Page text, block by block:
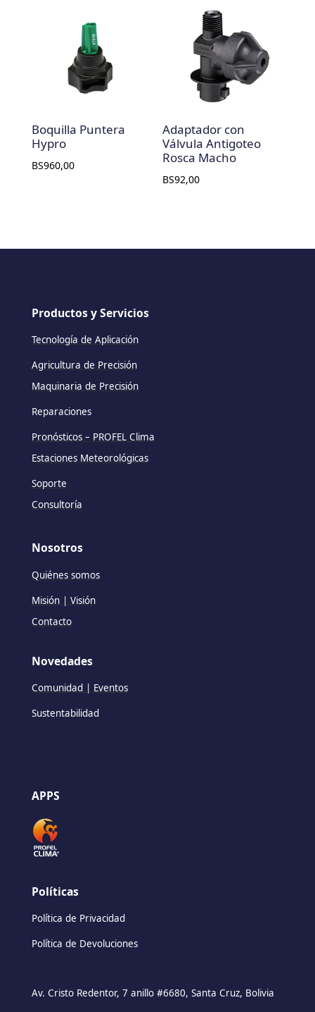
Boquilla Puntera
Hypro
BS960,00
Adaptador con
Válvula Antigoteo
Rosca Macho
BS92,00
Productos y Servicios
Tecnología de Aplicación
Agricultura de Precisión
Maquinaria de Precisión
Reparaciones
Pronósticos – PROFEL Clima
Estaciones Meteorológicas
Soporte
Consultoría
Nosotros
Quiénes somos
Misión | Visión
Contacto
Novedades
Comunidad | Eventos
Sustentabilidad
APPS
Políticas
Política de Privacidad
Política de Devoluciones
Av. Cristo Redentor, 7 anillo #6680, Santa Cruz, Bolivia